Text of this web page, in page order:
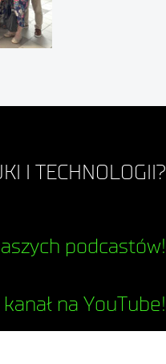
I TECHNOLOGII?
podcastów!
na YouTube!